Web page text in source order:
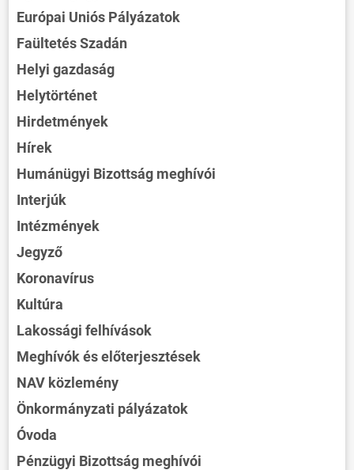
Európai Uniós Pályázatok
Faültetés Szadán
Helyi gazdaság
Helytörténet
Hirdetmények
Hírek
Humánügyi Bizottság meghívói
Interjúk
Intézmények
Jegyző
Koronavírus
Kultúra
Lakossági felhívások
Meghívók és előterjesztések
NAV közlemény
Önkormányzati pályázatok
Óvoda
Pénzügyi Bizottság meghívói